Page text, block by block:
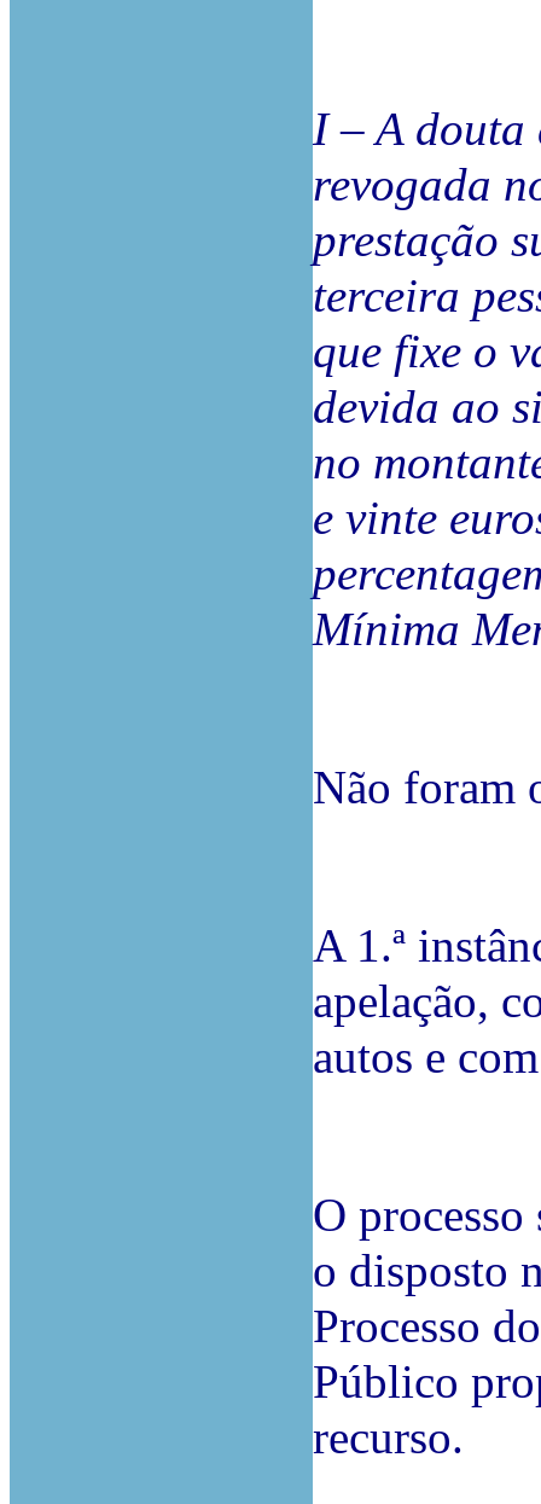
I – A douta
revogada
prestação
terceira
que fixe o
devida ao
no
e vinte
Mínima
Não foram
A 1.ª
apelação,
autos e
O
o disposto
Processo
Público
recurso.